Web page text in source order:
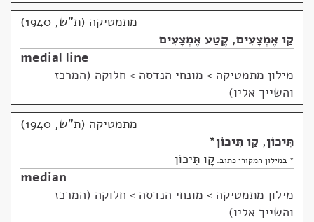
מתמטיקה (ת"ש, 1940)
קַו אֶמְצָעִים, קֶטַע אֶמְצָעִים
medial line
מילון מתמטיקה > מונחי הנדסה > חלוקה (המרכז
והשייך אליו)
מתמטיקה (ת"ש, 1940)
תִּיכוֹן, קַו תִּיכוֹן*
* במילון המקורי כתוב: קָו תִּיכוֹן
median
מילון מתמטיקה > מונחי הנדסה > חלוקה (המרכז
והשייך אליו)